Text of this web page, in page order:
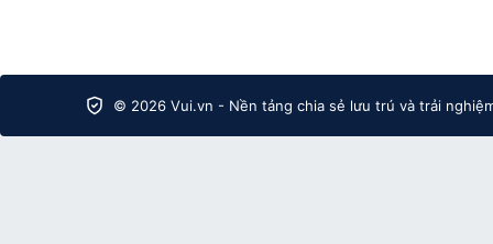
© 2026 Vui.vn - Nền tảng chia sẻ lưu trú và trải